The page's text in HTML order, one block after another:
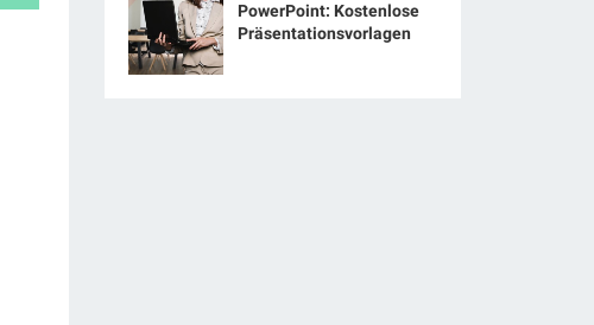
PowerPoint: Kostenlose
Präsentationsvorlagen